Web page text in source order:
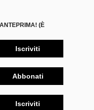
(È
Iscriviti
Abbonati
Iscriviti